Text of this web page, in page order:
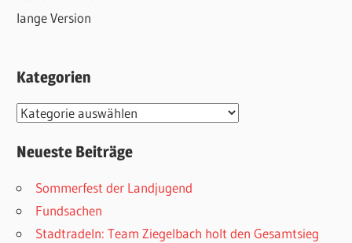
lange Version
Kategorien
Kategorien
Neueste Beiträge
Sommerfest der Landjugend
Fundsachen
Stadtradeln: Team Ziegelbach holt den Gesamtsieg